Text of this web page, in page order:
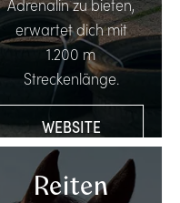
Adrenalin zu bieten,
erwartet dich mit
1.200 m
Streckenlänge.
WEBSITE
BESUCHEN
Reiten